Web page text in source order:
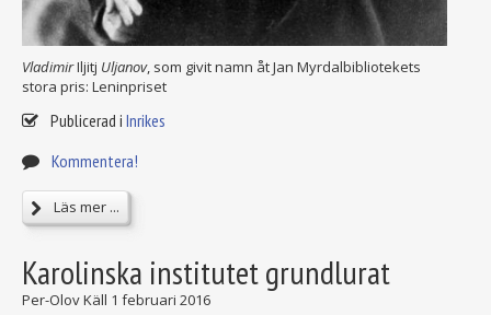
VladimirIljitj Uljanov, som givit namn åt Jan Myrdalbibliotekets
stora pris: Leninpriset
Publicerad i Inrikes
Kommentera!
Läs mer ...
Karolinska institutet grundlurat
Per-Olov Käll 1 februari 2016